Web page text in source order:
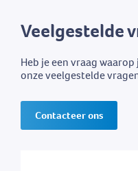
Veelgestelde
Heb je een vraag
onze veelgestelde
Contacteer ons